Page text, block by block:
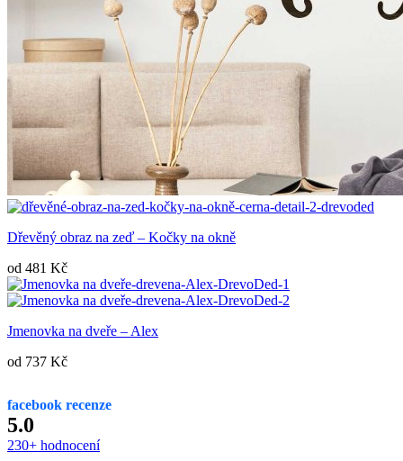
Dřevěný obraz na zeď – Kočky na okně
od 481 Kč
Jmenovka na dveře – Alex
od 737 Kč
facebook recenze
5.0
230+ hodnocení